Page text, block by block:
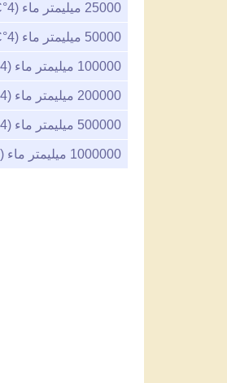
25000 ميليمتر ماء (4°C) =
50000 ميليمتر ماء (4°C) =
100000 ميليمتر ماء (4°C) =
200000 ميليمتر ماء (4°C) =
500000 ميليمتر ماء (4°C) =
1000000 ميليمتر ماء (4°C) =